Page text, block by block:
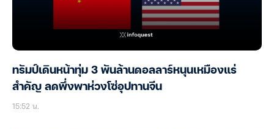
ทรัมป์เดินหน้าทุ่ม 3 พันล้านดอลลาร์หนุนเหมืองแร่
สำคัญ ลดพึ่งพาห่วงโซ่อุปทานจีน
15:52 น.